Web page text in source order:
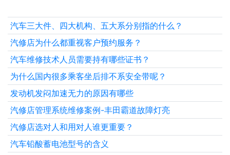
汽车三大件、四大机构、五大系分别指的什么？
汽修店为什么都重视客户预约服务？
汽车维修技术人员需要持有哪些证书？
为什么国内很多乘客坐后排不系安全带呢？
发动机发闷加速无力的原因有哪些
汽修店管理系统维修案例-丰田霸道故障灯亮
汽修店选对人和用对人谁更重要？
汽车铅酸蓄电池型号的含义